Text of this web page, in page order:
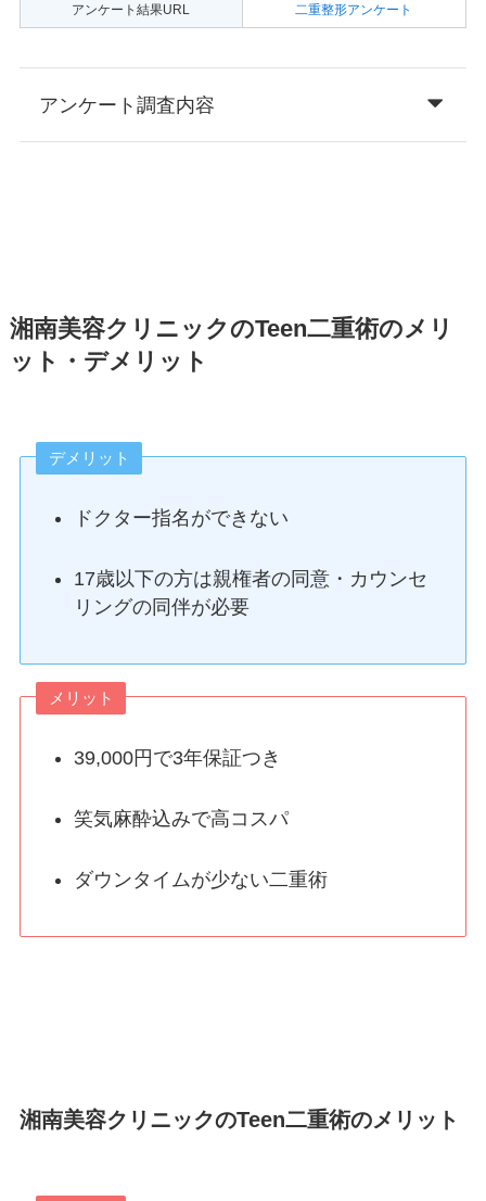
アンケート結果URL 二重整形アンケート
アンケート調査内容
湘南美容クリニックのTeen二重術のメリ
ット・デメリット
デメリット
ドクター指名ができない
17歳以下の方は親権者の同意・カウンセ
リングの同伴が必要
メリット
39,000円で3年保証つき
笑気麻酔込みで高コスパ
ダウンタイムが少ない二重術
湘南美容クリニックのTeen二重術のメリット